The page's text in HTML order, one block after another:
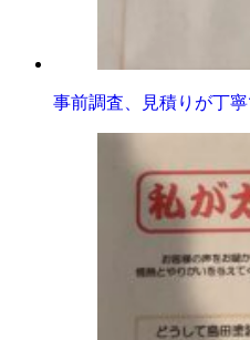
事前調査、見積りが丁